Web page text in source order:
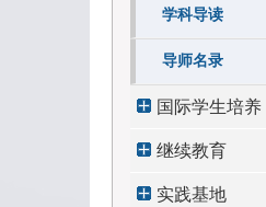
学科导读
导师名录
国际学生培养
继续教育
实践基地